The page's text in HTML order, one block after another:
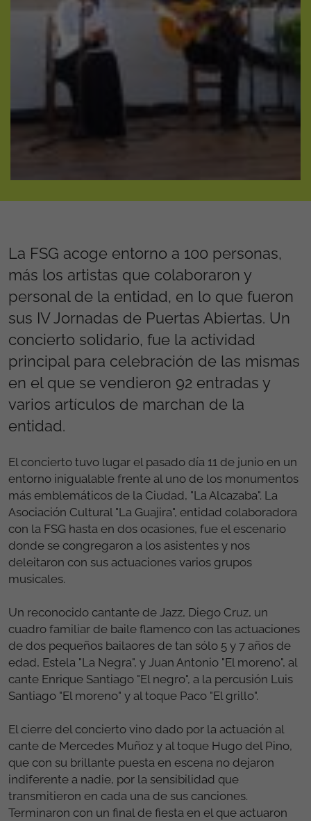
La FSG acoge entorno a 100 personas,
más los artistas que colaboraron y
personal de la entidad, en lo que fueron
sus IV Jornadas de Puertas Abiertas. Un
concierto solidario, fue la actividad
principal para celebración de las mismas
en el que se vendieron 92 entradas y
varios artículos de marchan de la
entidad.
El concierto tuvo lugar el pasado día 11 de junio en un
entorno inigualable frente al uno de los monumentos
más emblemáticos de la Ciudad, "La Alcazaba". La
Asociación Cultural "La Guajira", entidad colaboradora
con la FSG hasta en dos ocasiones, fue el escenario
donde se congregaron a los asistentes y nos
deleitaron con sus actuaciones varios grupos
musicales.
Un reconocido cantante de Jazz, Diego Cruz, un
cuadro familiar de baile flamenco con las actuaciones
de dos pequeños bailaores de tan sólo 5 y 7 años de
edad, Estela "La Negra", y Juan Antonio "El moreno", al
cante Enrique Santiago "El negro", a la percusión Luis
Santiago "El moreno" y al toque Paco "El grillo".
El cierre del concierto vino dado por la actuación al
cante de Mercedes Muñoz y al toque Hugo del Pino,
que con su brillante puesta en escena no dejaron
indiferente a nadie, por la sensibilidad que
transmitieron en cada una de sus canciones.
Terminaron con un final de fiesta en el que actuaron